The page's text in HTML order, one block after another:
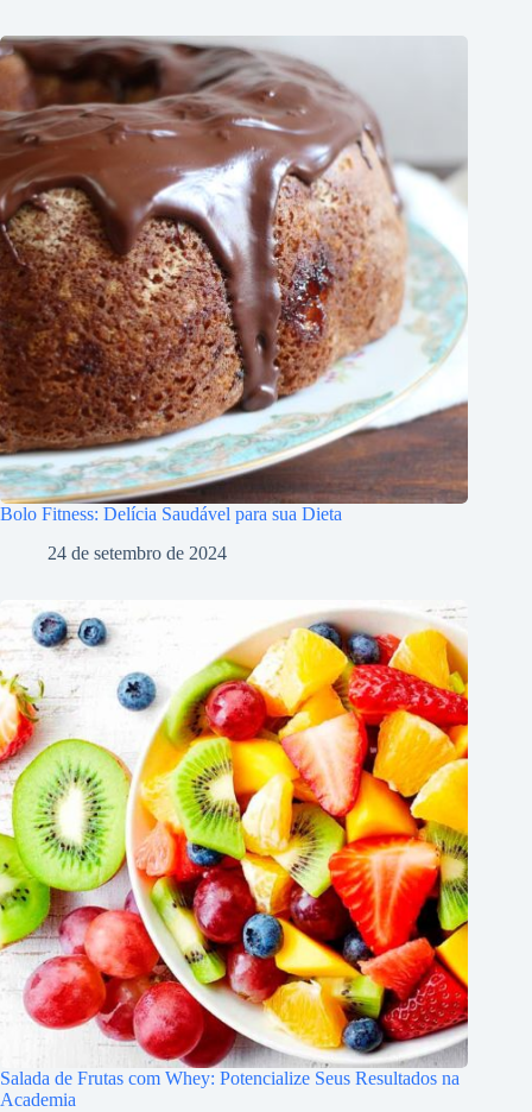
Bolo Fitness: Delícia Saudável para sua Dieta
24 de setembro de 2024
Salada de Frutas com Whey: Potencialize Seus Resultados na
Academia